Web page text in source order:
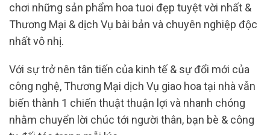
chơi những sản phẩm hoa tuoi đẹp tuyệt vời nhất &
Thương Mại & dịch Vụ bài bản và chuyên nghiệp độc
nhất vô nhị.
Với sự trở nên tân tiến của kinh tế & sự đổi mới của
công nghệ, Thương Mại dịch Vụ giao hoa tại nhà vẫn
biến thành 1 chiến thuật thuận lợi và nhanh chóng
nhằm chuyển lời chúc tới người thân, bạn bè & công